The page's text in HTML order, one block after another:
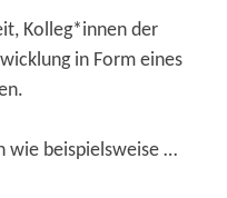
Kolleg*innen der
in Form eines
wie beispielsweise …